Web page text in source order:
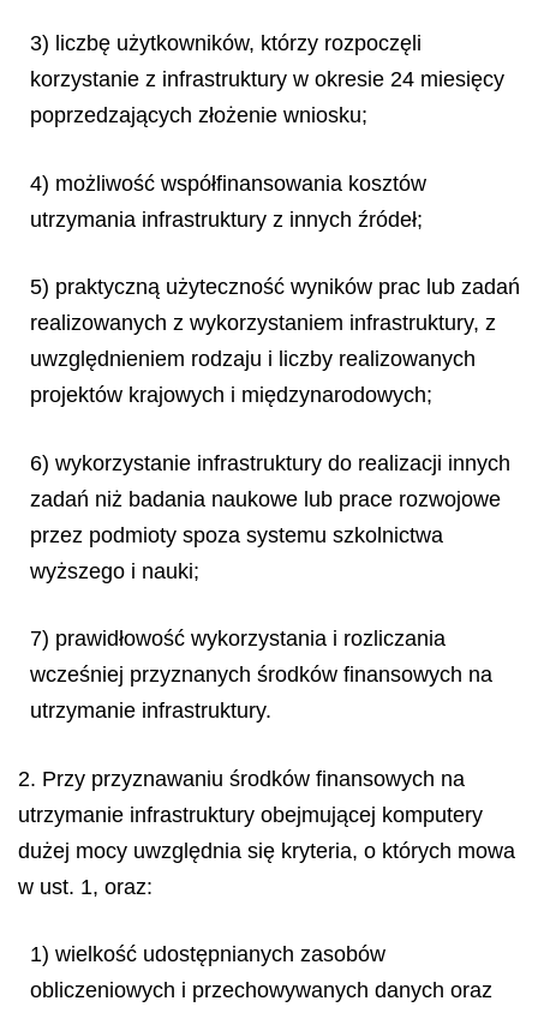
3) liczbę użytkowników, którzy rozpoczęli
korzystanie z infrastruktury w okresie 24 miesięcy
poprzedzających złożenie wniosku;
4) możliwość współfinansowania kosztów
utrzymania infrastruktury z innych źródeł;
5) praktyczną użyteczność wyników prac lub zadań
realizowanych z wykorzystaniem infrastruktury, z
uwzględnieniem rodzaju i liczby realizowanych
projektów krajowych i międzynarodowych;
6) wykorzystanie infrastruktury do realizacji innych
zadań niż badania naukowe lub prace rozwojowe
przez podmioty spoza systemu szkolnictwa
wyższego i nauki;
7) prawidłowość wykorzystania i rozliczania
wcześniej przyznanych środków finansowych na
utrzymanie infrastruktury.
2. Przy przyznawaniu środków finansowych na
utrzymanie infrastruktury obejmującej komputery
dużej mocy uwzględnia się kryteria, o których mowa
w ust. 1, oraz:
1) wielkość udostępnianych zasobów
obliczeniowych i przechowywanych danych oraz